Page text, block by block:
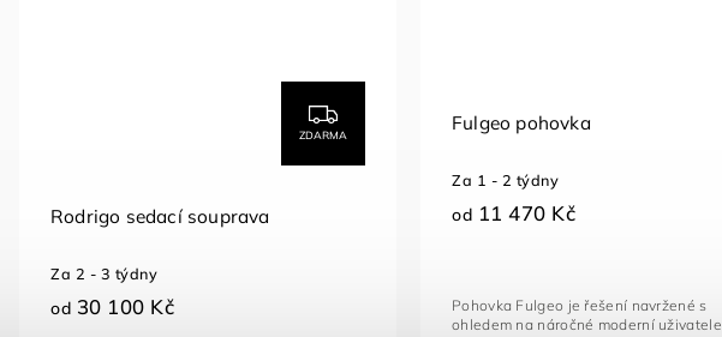
ZDARMA
Rodrigo sedací souprava
Za 2 - 3 týdny
od 30 100 Kč
Fulgeo pohovka
Za 1 - 2 týdny
od 11 470 Kč
Pohovka Fulgeo je řešení navržené s
ohledem na náročné moderní uživatele.